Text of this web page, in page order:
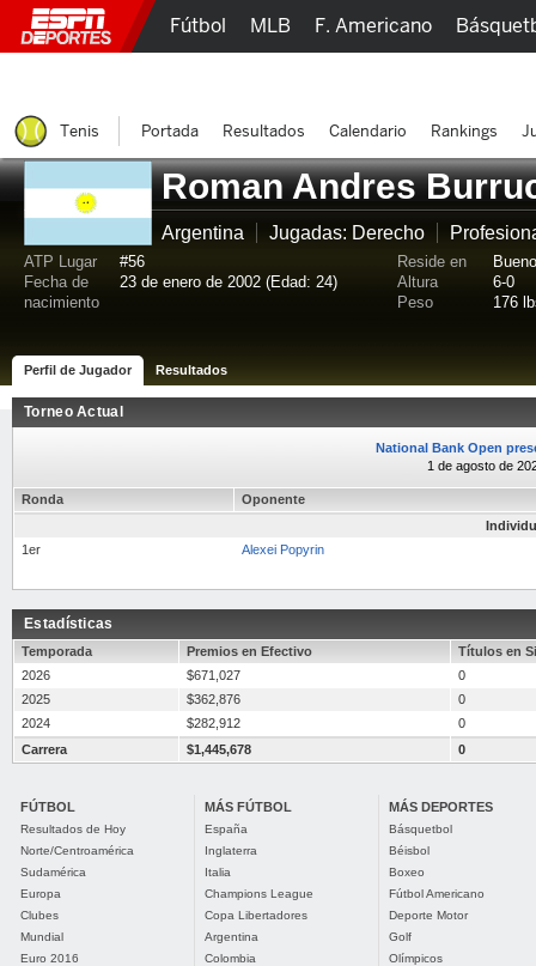
Roman Andres
Argentina Jugadas: Derecho
ATP Lugar
#56
Fecha de
nacimiento
23 de enero de 2002 (Edad: 24)
Reside en
Altura
6-0
Peso
176
Perfil de Jugador Resultados
Torneo Actual
National Bank Open
1 de agosto de
Ronda
Oponente
1er
Alexei Popyrin
Estadísticas
Temporada Premios en Efectivo
Títulos en
2026
$671,027
0
2025
$362,876
0
2024
$282,912
0
Carrera
$1,445,678 0
FÚTBOL
Resultados de Hoy
Norte/Centroamérica
Sudamérica
Europa
Clubes
Mundial
Euro 2016
MÁS FÚTBOL
España
Inglaterra
Italia
Champions League
Copa Libertadores
Argentina
Colombia
MÁS DEPORTES
Básquetbol
Béisbol
Boxeo
Fútbol Americano
Deporte Motor
Golf
Olímpicos
Fútbol MLB F. Americano
Tenis Portada Resultados Calendario Rankings